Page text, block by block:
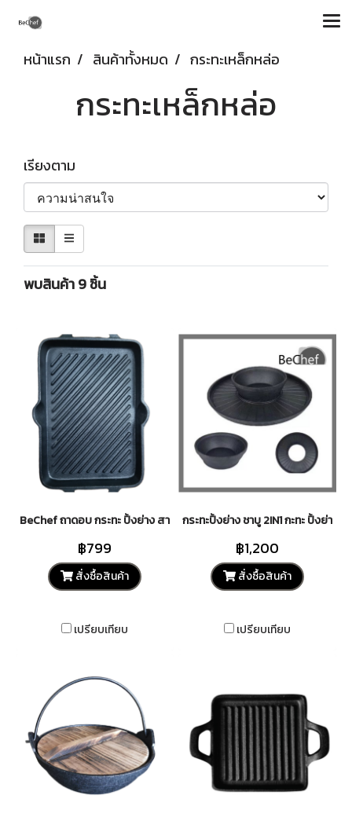
หน้าแรก สินค้าทั้งหมด กระทะเหล็กหล่อ
กระทะเหล็กหล่อ
เรียงตาม
พบสินค้า 9 ชิ้น
BeChef ถาดอบ กระทะ ปิ้งย่าง สามารถเอาเข้าเตาอบได้ ขนาด
฿799
สั่งซื้อสินค้า
เปรียบเทียบ
กระทะปิ้งย่าง ชาบู 2IN1 กะทะ ปิ้งย่าง
฿1,200
สั่งซื้อสินค้า
เปรียบเทียบ